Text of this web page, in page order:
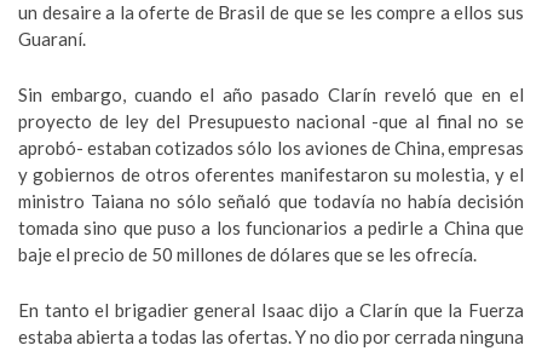
un desaire a la oferte de Brasil de que se les compre a ellos sus
Guaraní.
Sin embargo, cuando el año pasado Clarín reveló que en el
proyecto de ley del Presupuesto nacional -que al final no se
aprobó- estaban cotizados sólo los aviones de China, empresas
y gobiernos de otros oferentes manifestaron su molestia, y el
ministro Taiana no sólo señaló que todavía no había decisión
tomada sino que puso a los funcionarios a pedirle a China que
baje el precio de 50 millones de dólares que se les ofrecía.
En tanto el brigadier general Isaac dijo a Clarín que la Fuerza
estaba abierta a todas las ofertas. Y no dio por cerrada ninguna